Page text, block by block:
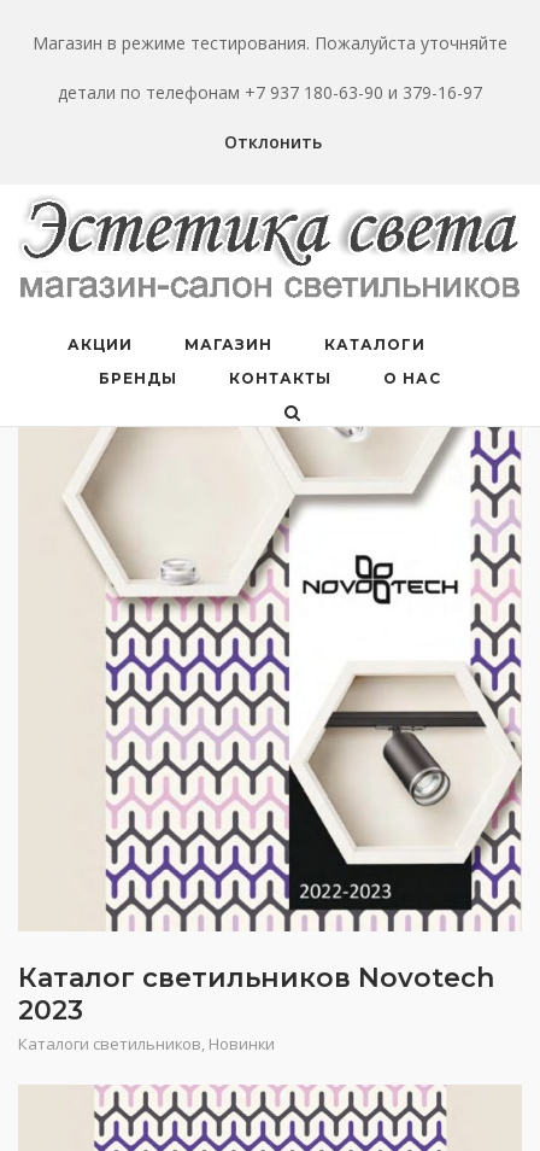
Магазин в режиме тестирования. Пожалуйста уточняйте
детали по телефонам +7 937 180-63-90 и 379-16-97
Отклонить
АКЦИИ МАГАЗИН
КАТАЛОГИ
БРЕНДЫ
КОНТАКТЫ О НАС
Каталог светильников Novotech
2023
Каталоги светильников, Новинки